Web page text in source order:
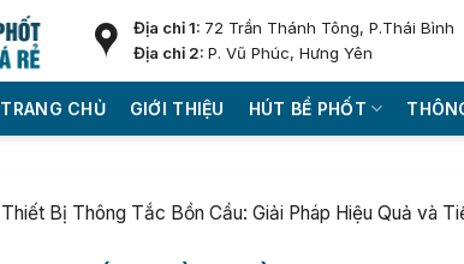
Địa chỉ 1: 72 Trần Thánh Tông, P.Thái Bình
Địa chỉ 2:P. Vũ Phúc, Hưng Yên
TRANG CHỦ GIỚI THIỆU HÚT BỂ PHỐT
Thiết Bị Thông Tắc Bồn Cầu: Giải Pháp Hiệu Quả và